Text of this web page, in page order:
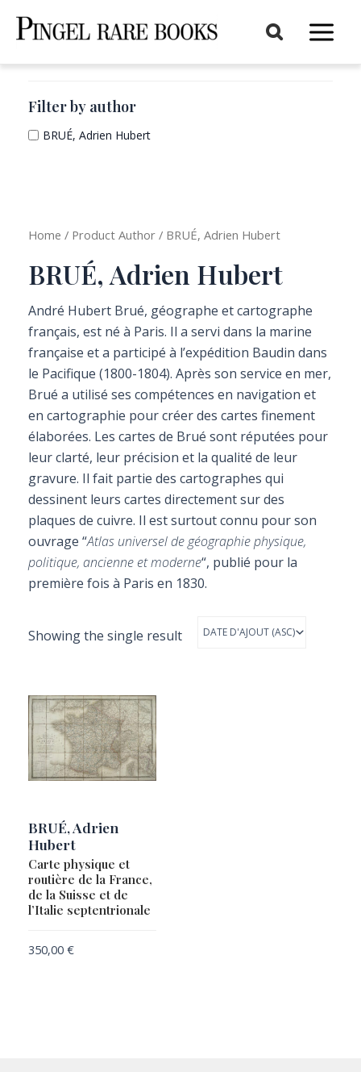
Main
Filter by author
BRUÉ, Adrien Hubert
Home / Product Author / BRUÉ, Adrien Hubert
BRUÉ, Adrien Hubert
André Hubert Brué, géographe et cartographe
français, est né à Paris. Il a servi dans la marine
française et a participé à l’expédition Baudin dans
le Pacifique (1800-1804). Après son service en mer,
Brué a utilisé ses compétences en navigation et
en cartographie pour créer des cartes finement
élaborées. Les cartes de Brué sont réputées pour
leur clarté, leur précision et la qualité de leur
gravure. Il fait partie des cartographes qui
dessinent leurs cartes directement sur des
plaques de cuivre. Il est surtout connu pour son
ouvrage “Atlas universel de géographie physique,
politique, ancienne et moderne“, publié pour la
première fois à Paris en 1830.
Showing the single result
BRUÉ, Adrien
Hubert
Carte physique et
routière de la France,
de la Suisse et de
l’Italie septentrionale
350,00 €